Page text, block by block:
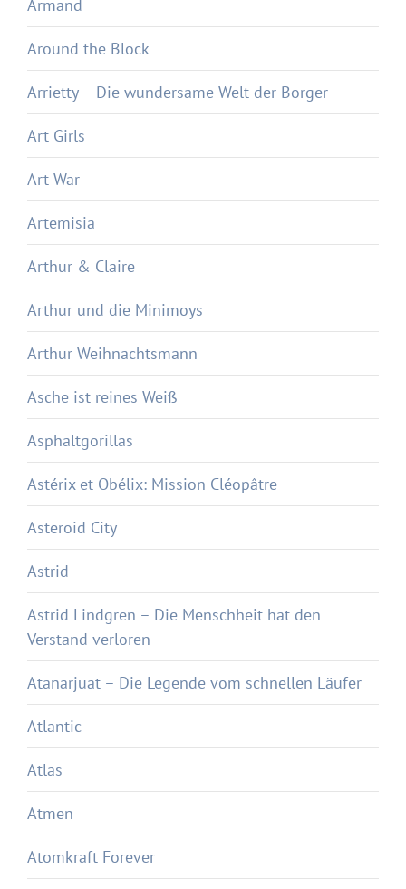
Armand
Around the Block
Arrietty – Die wundersame Welt der Borger
Art Girls
Art War
Artemisia
Arthur & Claire
Arthur und die Minimoys
Arthur Weihnachtsmann
Asche ist reines Weiß
Asphaltgorillas
Astérix et Obélix: Mission Cléopâtre
Asteroid City
Astrid
Astrid Lindgren – Die Menschheit hat den
Verstand verloren
Atanarjuat – Die Legende vom schnellen Läufer
Atlantic
Atlas
Atmen
Atomkraft Forever